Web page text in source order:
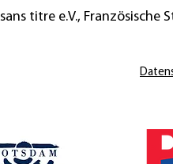
sans titre e.V., Französische